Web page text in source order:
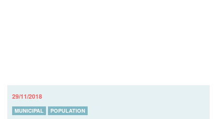
29/11/2018
MUNICIPAL POPULATION